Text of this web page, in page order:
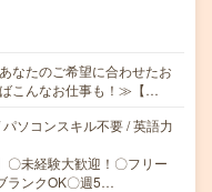
なたのご希望に合わせたお
こんなお仕事も！≫【…
ソコンスキル不要 / 英語力
〇未経験大歓迎！〇フリー
ランクOK〇週5…